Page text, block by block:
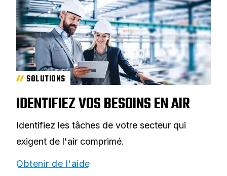
SOLUTIONS
IDENTIFIEZ VOS BESOINS EN AIR
Identifiez les tâches de votre secteur qui
exigent de l'air comprimé.
Obtenir de l'aide